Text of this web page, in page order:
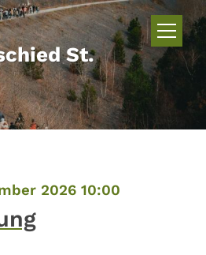
St.
2026 10:00